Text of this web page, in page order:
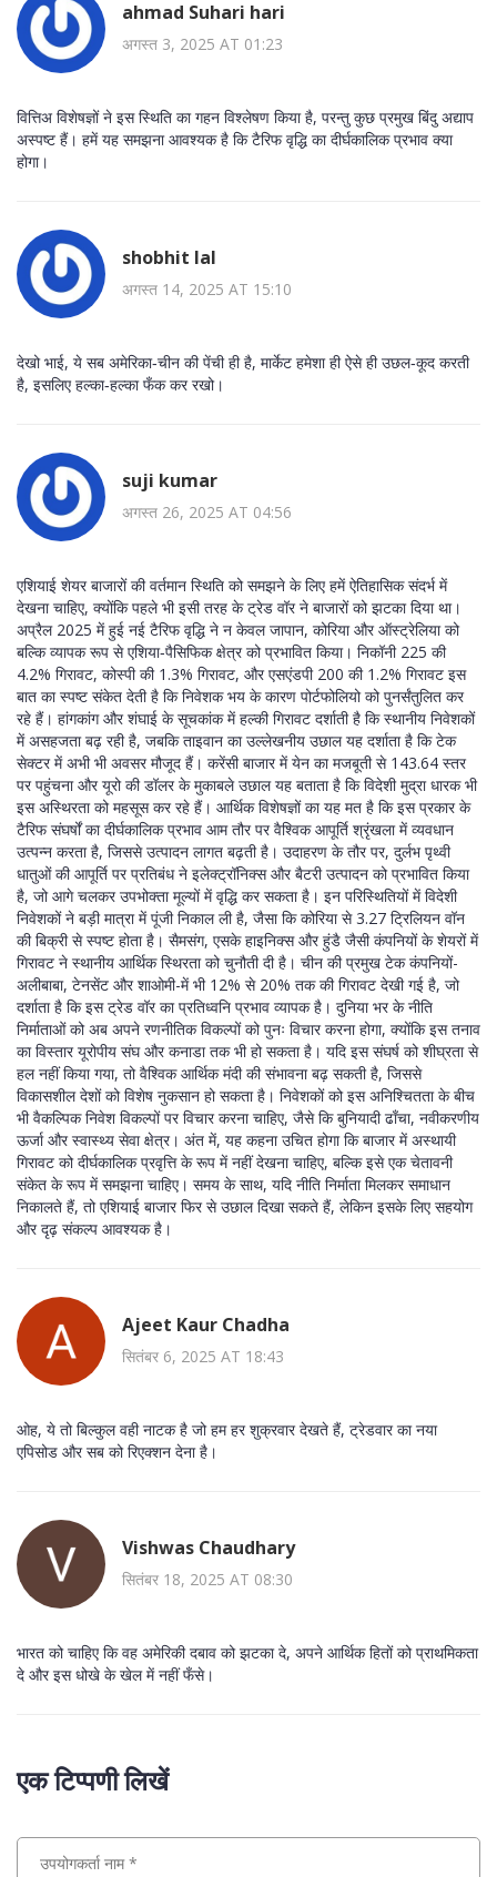
ahmad Suhari hari
अगस्त 3, 2025 AT 01:23
वित्तिअ विशेषज्ञों ने इस स्थिति का गहन विश्लेषण किया है, परन्तु कुछ प्रमुख बिंदु अद्याप
अस्पष्ट हैं। हमें यह समझना आवश्यक है कि टैरिफ वृद्धि का दीर्घकालिक प्रभाव क्या
होगा।
shobhit lal
अगस्त 14, 2025 AT 15:10
देखो भाई, ये सब अमेरिका‑चीन की पेंची ही है, मार्केट हमेशा ही ऐसे ही उछल‑कूद करती
है, इसलिए हल्का‑हल्का फँक कर रखो।
suji kumar
अगस्त 26, 2025 AT 04:56
एशियाई शेयर बाजारों की वर्तमान स्थिति को समझने के लिए हमें ऐतिहासिक संदर्भ में
देखना चाहिए, क्योंकि पहले भी इसी तरह के ट्रेड वॉर ने बाजारों को झटका दिया था।
अप्रैल 2025 में हुई नई टैरिफ वृद्धि ने न केवल जापान, कोरिया और ऑस्ट्रेलिया को
बल्कि व्यापक रूप से एशिया‑पैसिफिक क्षेत्र को प्रभावित किया। निकॉनी 225 की
4.2% गिरावट, कोस्पी की 1.3% गिरावट, और एसएंडपी 200 की 1.2% गिरावट इस
बात का स्पष्ट संकेत देती है कि निवेशक भय के कारण पोर्टफोलियो को पुनर्संतुलित कर
रहे हैं। हांगकांग और शंघाई के सूचकांक में हल्की गिरावट दर्शाती है कि स्थानीय निवेशकों
में असहजता बढ़ रही है, जबकि ताइवान का उल्लेखनीय उछाल यह दर्शाता है कि टेक
सेक्टर में अभी भी अवसर मौजूद हैं। करेंसी बाजार में येन का मजबूती से 143.64 स्तर
पर पहुंचना और यूरो की डॉलर के मुकाबले उछाल यह बताता है कि विदेशी मुद्रा धारक भी
इस अस्थिरता को महसूस कर रहे हैं। आर्थिक विशेषज्ञों का यह मत है कि इस प्रकार के
टैरिफ संघर्षों का दीर्घकालिक प्रभाव आम तौर पर वैश्विक आपूर्ति श्रृंखला में व्यवधान
उत्पन्न करता है, जिससे उत्पादन लागत बढ़ती है। उदाहरण के तौर पर, दुर्लभ पृथ्वी
धातुओं की आपूर्ति पर प्रतिबंध ने इलेक्ट्रॉनिक्स और बैटरी उत्पादन को प्रभावित किया
है, जो आगे चलकर उपभोक्ता मूल्यों में वृद्धि कर सकता है। इन परिस्थितियों में विदेशी
निवेशकों ने बड़ी मात्रा में पूंजी निकाल ली है, जैसा कि कोरिया से 3.27 ट्रिलियन वॉन
की बिक्री से स्पष्ट होता है। सैमसंग, एसके हाइनिक्स और हुंडै जैसी कंपनियों के शेयरों में
गिरावट ने स्थानीय आर्थिक स्थिरता को चुनौती दी है। चीन की प्रमुख टेक कंपनियों-
अलीबाबा, टेनसेंट और शाओमी-में भी 12% से 20% तक की गिरावट देखी गई है, जो
दर्शाता है कि इस ट्रेड वॉर का प्रतिध्वनि प्रभाव व्यापक है। दुनिया भर के नीति
निर्माताओं को अब अपने रणनीतिक विकल्पों को पुनः विचार करना होगा, क्योंकि इस तनाव
का विस्तार यूरोपीय संघ और कनाडा तक भी हो सकता है। यदि इस संघर्ष को शीघ्रता से
हल नहीं किया गया, तो वैश्विक आर्थिक मंदी की संभावना बढ़ सकती है, जिससे
विकासशील देशों को विशेष नुकसान हो सकता है। निवेशकों को इस अनिश्चितता के बीच
भी वैकल्पिक निवेश विकल्पों पर विचार करना चाहिए, जैसे कि बुनियादी ढाँचा, नवीकरणीय
ऊर्जा और स्वास्थ्य सेवा क्षेत्र। अंत में, यह कहना उचित होगा कि बाजार में अस्थायी
गिरावट को दीर्घकालिक प्रवृत्ति के रूप में नहीं देखना चाहिए, बल्कि इसे एक चेतावनी
संकेत के रूप में समझना चाहिए। समय के साथ, यदि नीति निर्माता मिलकर समाधान
निकालते हैं, तो एशियाई बाजार फिर से उछाल दिखा सकते हैं, लेकिन इसके लिए सहयोग
और दृढ़ संकल्प आवश्यक है।
Ajeet Kaur Chadha
सितंबर 6, 2025 AT 18:43
ओह, ये तो बिल्कुल वही नाटक है जो हम हर शुक्रवार देखते हैं, ट्रेडवार का नया
एपिसोड और सब को रिएक्शन देना है।
Vishwas Chaudhary
सितंबर 18, 2025 AT 08:30
भारत को चाहिए कि वह अमेरिकी दबाव को झटका दे, अपने आर्थिक हितों को प्राथमिकता
दे और इस धोखे के खेल में नहीं फँसे।
एक टिप्पणी लिखें